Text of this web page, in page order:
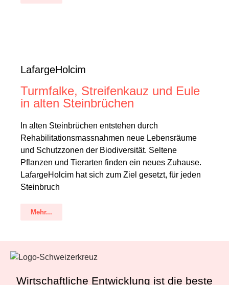
LafargeHolcim
Turmfalke, Streifenkauz und Eule
in alten Steinbrüchen
In alten Steinbrüchen entstehen durch
Rehabilitationsmassnahmen neue Lebensräume
und Schutzzonen der Biodiversität. Seltene
Pflanzen und Tierarten finden ein neues Zuhause.
LafargeHolcim hat sich zum Ziel gesetzt, für jeden
Steinbruch
Mehr...
Wirtschaftliche Entwicklung ist die beste